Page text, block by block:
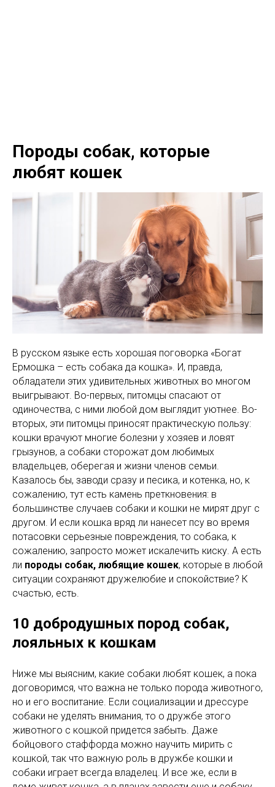
Породы собак, которые
любят кошек
В русском языке есть хорошая поговорка «Богат
Ермошка – есть собака да кошка». И, правда,
обладатели этих удивительных животных во многом
выигрывают. Во-первых, питомцы спасают от
одиночества, с ними любой дом выглядит уютнее. Во-
вторых, эти питомцы приносят практическую пользу:
кошки врачуют многие болезни у хозяев и ловят
грызунов, а собаки сторожат дом любимых
владельцев, оберегая и жизни членов семьи.
Казалось бы, заводи сразу и песика, и котенка, но, к
сожалению, тут есть камень преткновения: в
большинстве случаев собаки и кошки не мирят друг с
другом. И если кошка вряд ли нанесет псу во время
потасовки серьезные повреждения, то собака, к
сожалению, запросто может искалечить киску. А есть
ли породы собак, любящие кошек, которые в любой
ситуации сохраняют дружелюбие и спокойствие? К
счастью, есть.
10 добродушных пород собак,
лояльных к кошкам
Ниже мы выясним, какие собаки любят кошек, а пока
договоримся, что важна не только порода животного,
но и его воспитание. Если социализации и дрессуре
собаки не уделять внимания, то о дружбе этого
животного с кошкой придется забыть. Даже
бойцового стаффорда можно научить мирить с
кошкой, так что важную роль в дружбе кошки и
собаки играет всегда владелец. И все же, если в